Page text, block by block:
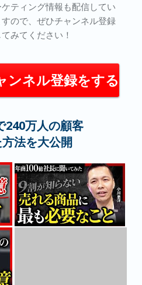
ケティング情報も配信してい
すので、ぜひチャンネル登録
てみてください！
ネル登録をする
240万人の顧客
法を大公開